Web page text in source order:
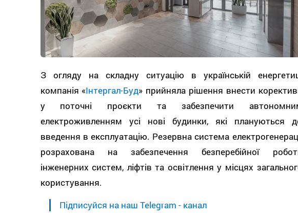
З огляду на складну ситуацію в українській
компанія «Інтергал-Буд» прийняла рішення внести
у поточні проєкти та забезпечити
електроживленням усі нові будинки, які плануються
введення в експлуатацію. Резервна система
розрахована на забезпечення безперебійної
інженерних систем, ліфтів та освітлення у місцях
користування.
Підписуйся на наш Telegram - канал